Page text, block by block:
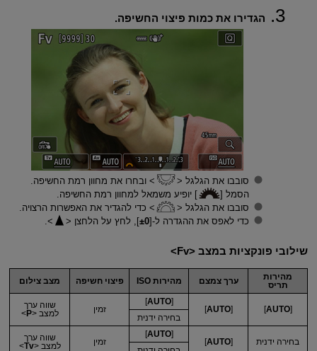
הגדירו את כמות פיצוי החשיפה.
סובבו את הגלגל
ובחרו את מחוון רמת החשיפה.
הסמל [
] יופיע משמאל למחוון רמת החשיפה.
סובבו את הגלגל
כדי להגדיר את האפשרות הרצויה.
כדי לאפס את ההגדרה ל-[±0], לחץ על הלחצן .
שילובי פונקציות במצב Fv
מהירות
תריס
ערך צמצם מהירות ISO פיצוי חשיפה מצב צילום
[
AUTO
[
AUTO
[
AUTO
זמין
שווה ערך
למצב P בחירה ידנית
בחירה ידנית [
AUTO
[
AUTO
זמין
שווה ערך
למצב Tv